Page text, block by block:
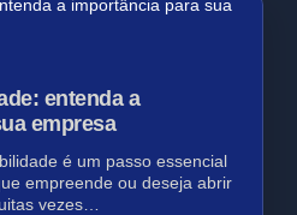
entenda a
empresa
é um passo essencial
empreende ou deseja abrir
vezes…